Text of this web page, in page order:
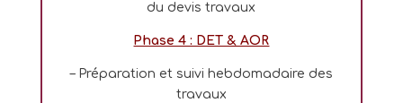
du devis travaux
Phase 4 : DET & AOR
– Préparation et suivi hebdomadaire des
travaux